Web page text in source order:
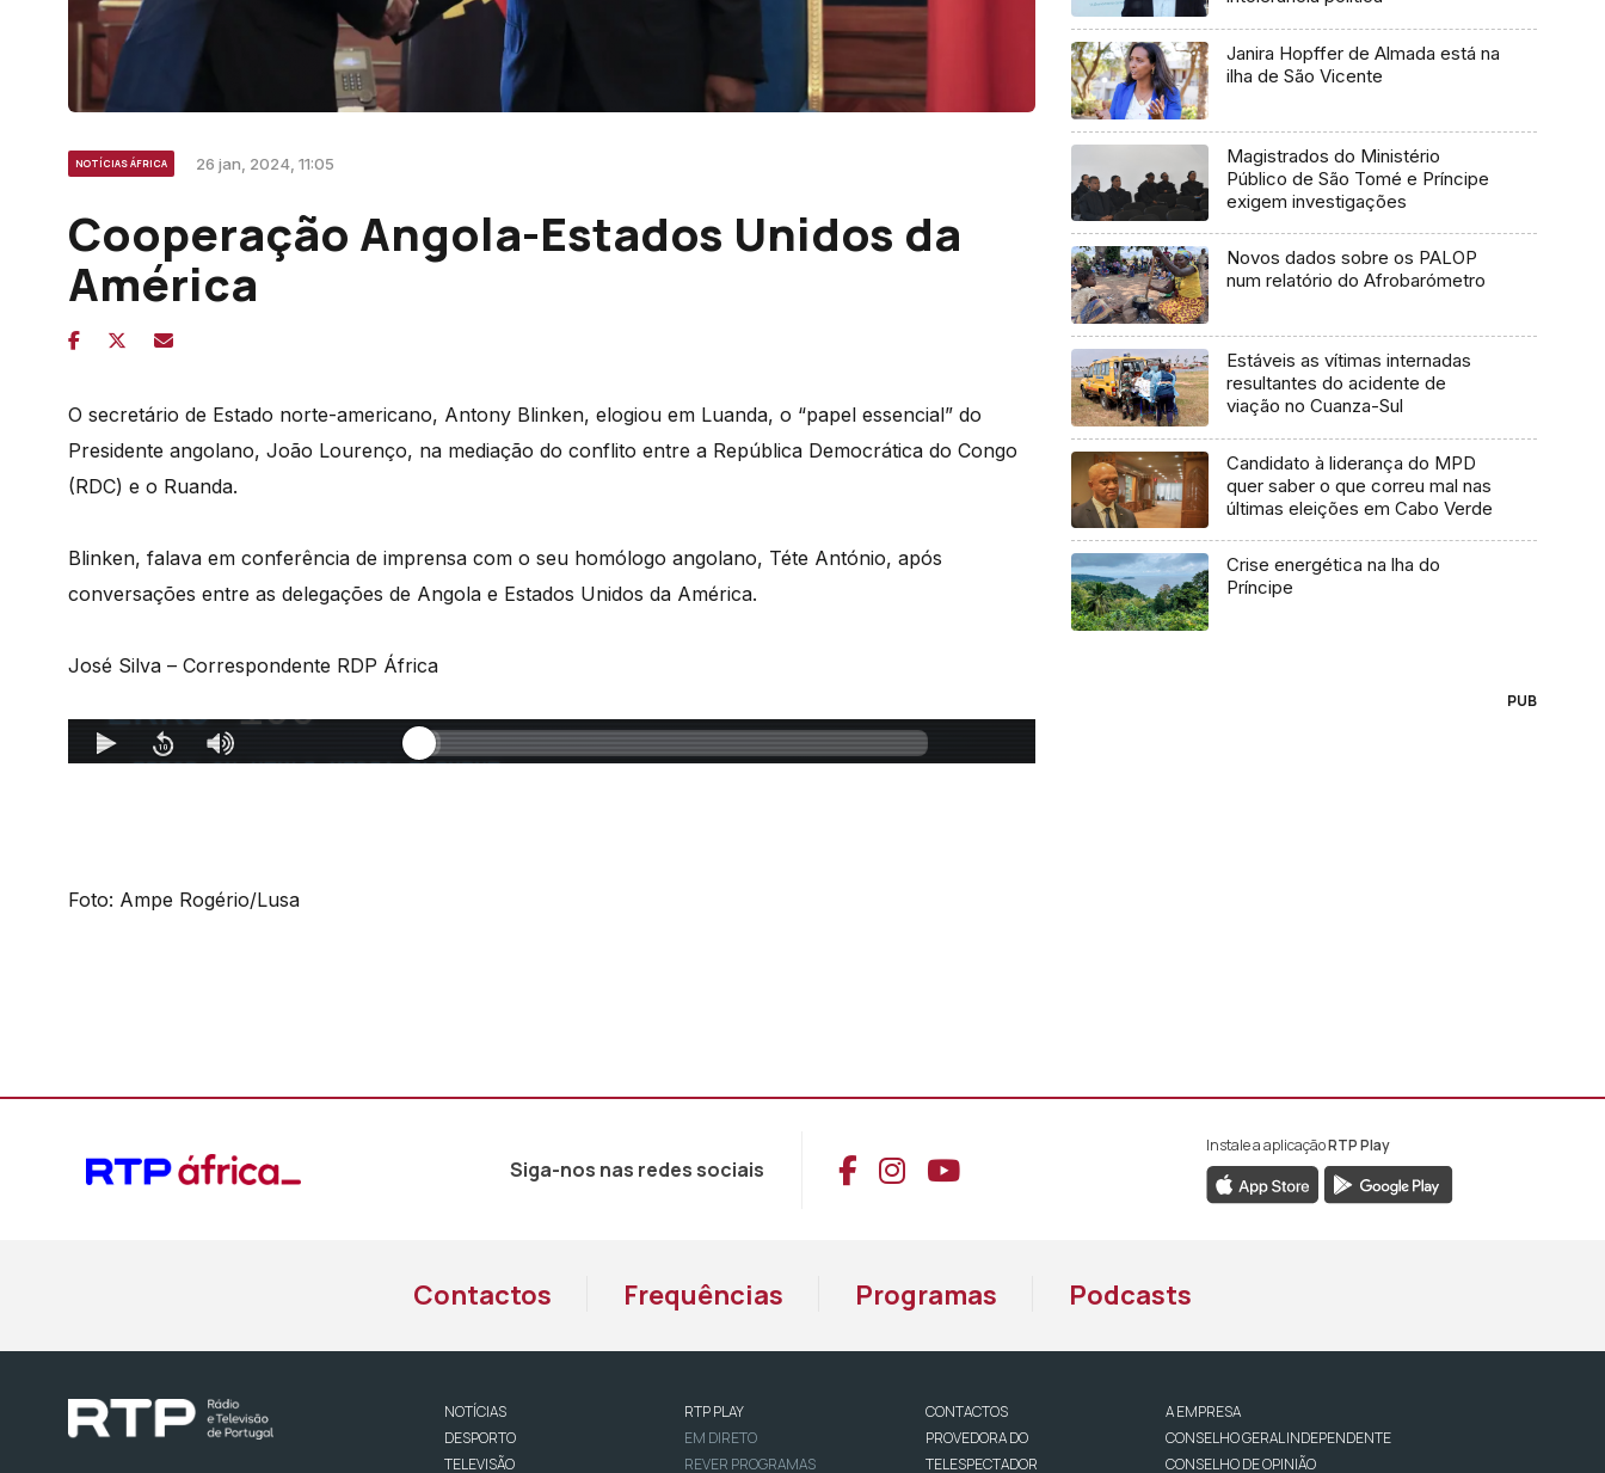
NOTÍCIAS ÁFRICA 26 jan, 2024, 11:05
Cooperação Angola-Estados Unidos da
América
O secretário de Estado norte-americano, Antony Blinken, elogiou em Luanda, o “papel essencial” do
Presidente angolano, João Lourenço, na mediação do conflito entre a República Democrática do Congo
(RDC) e o Ruanda.
Blinken, falava em conferência de imprensa com o seu homólogo angolano, Téte António, após
conversações entre as delegações de Angola e Estados Unidos da América.
José Silva – Correspondente RDP África
Foto: Ampe Rogério/Lusa
Janira Hopffer de Almada está na
ilha de São Vicente
Magistrados do Ministério
Público de São Tomé e Príncipe
exigem investigações
Novos dados sobre os PALOP
num relatório do Afrobarómetro
Estáveis as vítimas internadas
resultantes do acidente de
viação no Cuanza-Sul
Candidato à liderança do MPD
quer saber o que correu mal nas
últimas eleições em Cabo Verde
Crise energética na lha do
Príncipe
PUB
Siga-nos nas redes sociais Aceder ao Facebook da RTP África
Aceder ao Instagram da RTP África
Aceder ao YouTube da RTP África
Instale a aplicaçãoRTP Play
Contactos Frequências Programas Podcasts
NOTÍCIAS
DESPORTO
TELEVISÃO
RTP PLAY
EM DIRETO
REVER PROGRAMAS
CONTACTOS
PROVEDORA DO
TELESPECTADOR
A EMPRESA
CONSELHO GERAL INDEPENDENTE
CONSELHO DE OPINIÃO